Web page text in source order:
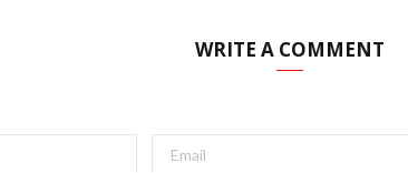
WRITE A COMMENT